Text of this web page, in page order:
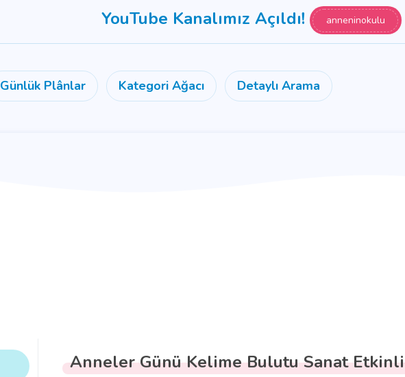
YouTube Kanalımız Açıldı! anneninokulu
Günlük Plânlar Kategori Ağacı Detaylı Arama
Anneler Günü Kelime Bulutu Sanat